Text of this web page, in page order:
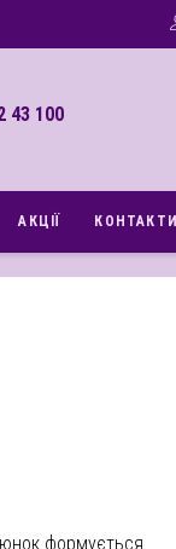
43 100
АКЦІЇ КОНТАКТИ
формується